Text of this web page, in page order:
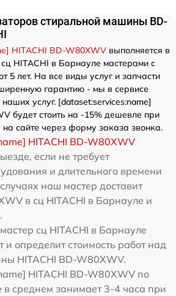
стиральной машины BD-
HITACHI BD-W80XWV выполняется в
HITACHI в Барнауле мастерами с
5 лет. На все виды услуг и запчасти
гарантию - мы в сервисе
услуг. [dataset:services:name]
будет стоить на -15% дешевле при
сайте через форму заказа звонка.
HITACHI BD-W80XWV
если не требует
и длительного времени
наш мастер доставит
в сц HITACHI в Барнауле и
сц HITACHI в Барнауле
и определит стоимость работ над
HITACHI BD-W80XWV.
HITACHI BD-W80XWV по
в среднем занимает 3-4 часа при